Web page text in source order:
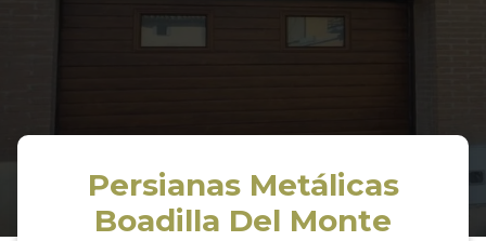
Persianas Metálicas
Boadilla Del Monte